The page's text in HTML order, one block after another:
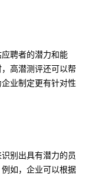
聘者的潜力和能
高潜测评还可以帮
业制定更有针对性
别出具有潜力的员
如，企业可以根据